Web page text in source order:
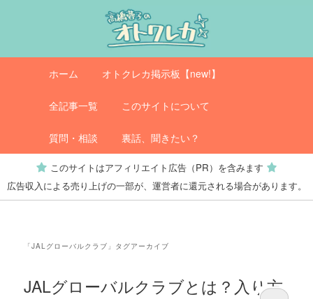
へ
動
移
オトクレカ
ュ
ホーム オトクレカ掲示板【new!】
全記事一覧 このサイトについて
質問・相談 裏話、聞きたい？
このサイトはアフィリエイト広告（PR）を含みます
広告収入による売り上げの一部が、運営者に還元される場合があります。
「JALグローバルクラブ 」タグアーカイブ
JALグローバルクラブとは？入り方